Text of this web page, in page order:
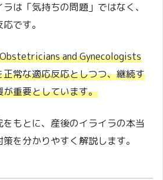
は「気持ちの問題」ではなく、
です。
and Gynecologists
常な適応反応としつつ、継続す
重要としています。
もとに、産後のイライラの本当
を分かりやすく解説します。